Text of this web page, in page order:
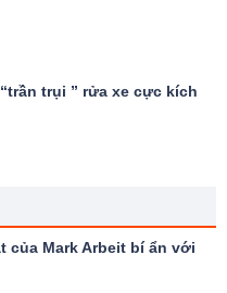
trụi ” rửa xe cực kích
của Mark Arbeit bí ẩn với